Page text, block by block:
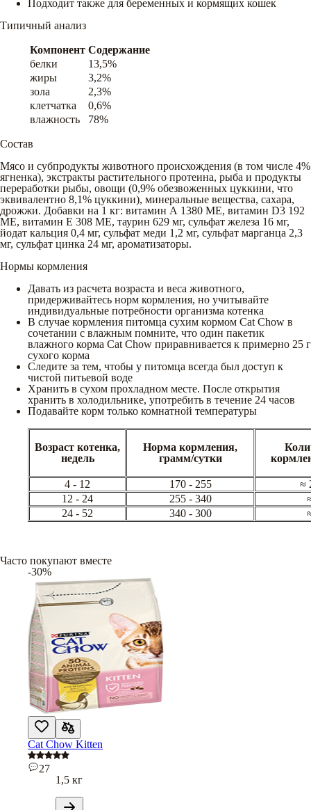
Подходит также для беременных и кормящих кошек
Типичный анализ
Компонент Содержание
белки
13,5%
жиры
3,2%
зола
2,3%
клетчатка
0,6%
влажность
78%
Состав
Мясо и субпродукты животного происхождения (в том числе 4%
ягненка), экстракты растительного протеина, рыба и продукты
переработки рыбы, овощи (0,9% обезвоженных цуккини, что
эквивалентно 8,1% цуккини), минеральные вещества, сахара,
дрожжи. Добавки на 1 кг: витамин А 1380 МЕ, витамин D3 192
МЕ, витамин Е 308 МЕ, таурин 629 мг, сульфат железа 16 мг,
йодат кальция 0,4 мг, сульфат меди 1,2 мг, сульфат марганца 2,3
мг, сульфат цинка 24 мг, ароматизаторы.
Нормы кормления
Давать из расчета возраста и веса животного,
придерживайтесь норм кормления, но учитывайте
индивидуальные потребности организма котенка
В случае кормления питомца сухим кормом Cat Chow в
сочетании с влажным помните, что один пакетик
влажного корма Cat Chow приравнивается к примерно 25 г
сухого корма
Следите за тем, чтобы у питомца всегда был доступ к
чистой питьевой воде
Хранить в сухом прохладном месте. После открытия
хранить в холодильнике, употребить в течение 24 часов
Подавайте корм только комнатной температуры
Возраст котенка,
недель
Норма кормления,
грамм/сутки
4 - 12 170 - 255
≈
12 - 24
255 - 340
24 - 52
340 - 300
Часто покупают вместе
-30%
Cat Chow Kitten
27
1,5 кг